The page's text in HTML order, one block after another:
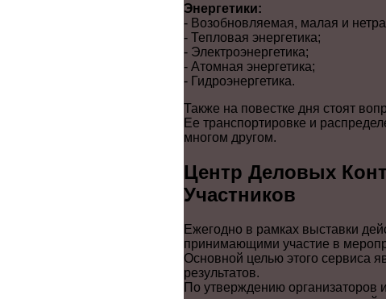
Энергетики:
- Возобновляемая, малая и
- Тепловая энергетика;
- Электроэнергетика;
- Атомная энергетика;
- Гидроэнергетика.
Также на повестке дня стоят
Ее транспортировке и
многом другом.
Центр Деловых
Участников
Ежегодно в рамках выставки
принимающими участие в
Основной целью этого сервиса
результатов.
По утверждению организаторов